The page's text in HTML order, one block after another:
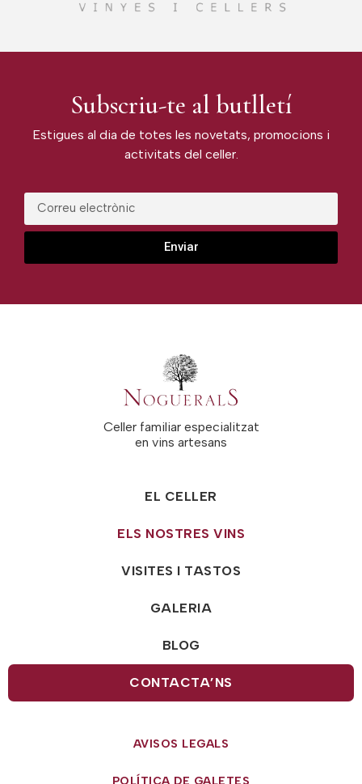
Subscriu-te al butlletí
Estigues al dia de totes les novetats, promocions i
activitats del celler.
Enviar
Celler familiar especialitzat
en vins artesans
EL CELLER
ELS NOSTRES VINS
VISITES I TASTOS
GALERIA
BLOG
CONTACTA’NS
AVISOS LEGALS
POLÍTICA DE GALETES